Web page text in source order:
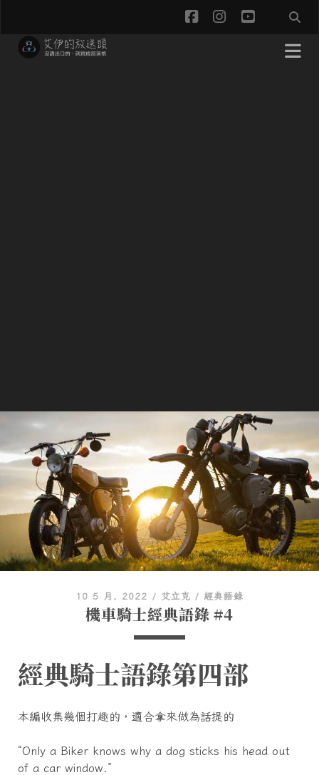
facebook
instagram
youtube
10 5 月, 2022 / 艾立克 / 經典語錄
機車騎士經典語錄 #4
經典騎士語錄第四部
本編收集幾個打趣的，適合拿來做為話提的
“Only a Biker knows why a dog sticks his head out
of a car window.”